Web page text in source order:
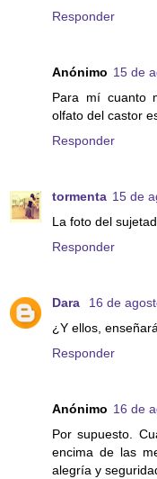
Responder
Anónimo 15 de
Para mí cuanto
olfato del castor
Responder
tormenta 15 de
La foto del
Responder
Dara
16 de
¿Y ellos,
Responder
Anónimo 16 de
Por supuesto.
encima de las
alegría y